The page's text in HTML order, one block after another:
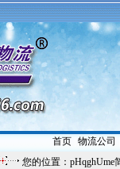
首页| 物流公司
您的位置：pHqghUme